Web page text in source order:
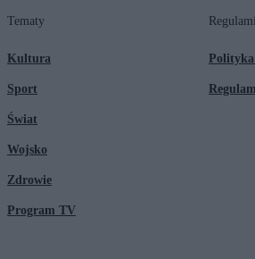
Tematy
Kultura
Sport
Świat
Wojsko
Zdrowie
Program TV